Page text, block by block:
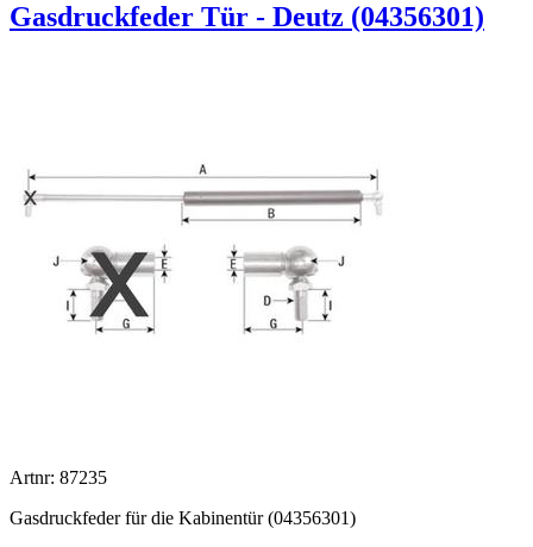
Gasdruckfeder Tür - Deutz (04356301)
Artnr: 87235
Gasdruckfeder für die Kabinentür (04356301)